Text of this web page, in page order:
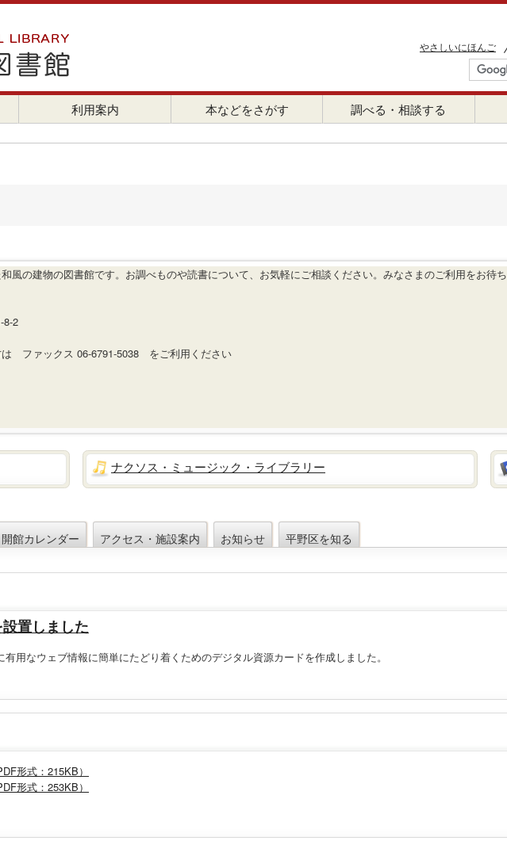
やさしいにほんご
利用案内 本などをさがす 調べる・相談する
風の建物の図書館です。お調べものや読書について、お気軽にご相談ください。みなさまのご利用をお待ち
8-2
は ファックス 06-6791-5038 をご利用ください
ナクソス・ミュージック・ライブラリー
開館カレンダー アクセス・施設案内 お知らせ 平野区を知る
置しました
用なウェブ情報に簡単にたどり着くためのデジタル資源カードを作成しました。
形式：215KB）
形式：253KB）